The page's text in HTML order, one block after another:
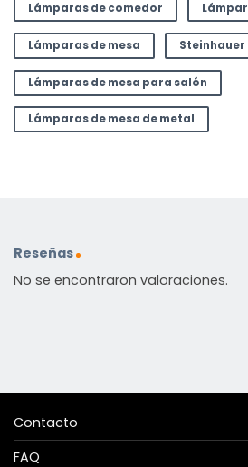
Lámparas de comedor
Lámparas de mesa Steinhauer
Lámparas de mesa para salón
Lámparas de mesa de metal
Reseñas
No se encontraron valoraciones.
Contacto
FAQ